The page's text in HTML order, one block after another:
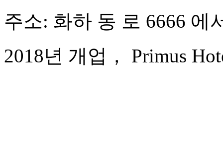
주소: 화하 동 로 6666 에
2018년 개업， Primus